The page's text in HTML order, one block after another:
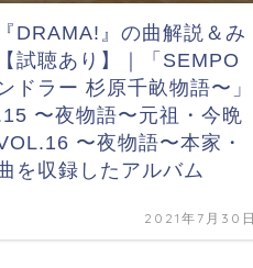
DRAMA!』の曲解説＆み
試聴あり】｜「SEMPO
ドラー 杉原千畝物語〜」
〜夜物語〜元祖・今晩
〜夜物語〜本家・
を収録したアルバム
2021年7月30